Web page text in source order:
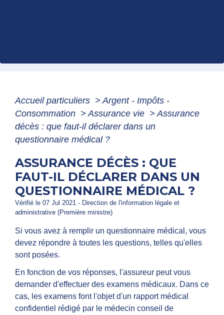
Accueil particuliers > Argent - Impôts -
Consommation > Assurance vie > Assurance
décès : que faut-il déclarer dans un
questionnaire médical ?
ASSURANCE DÉCÈS : QUE
FAUT-IL DÉCLARER DANS UN
QUESTIONNAIRE MÉDICAL ?
Vérifié le 07 Jul 2021 - Direction de l'information légale et
administrative (Première ministre)
Si vous avez à remplir un questionnaire médical, vous
devez répondre à toutes les questions, telles qu'elles
sont posées.
En fonction de vos réponses, l'assureur peut vous
demander d'effectuer des examens médicaux. Dans ce
cas, les examens font l'objet d'un rapport médical
confidentiel rédigé par le médecin conseil de